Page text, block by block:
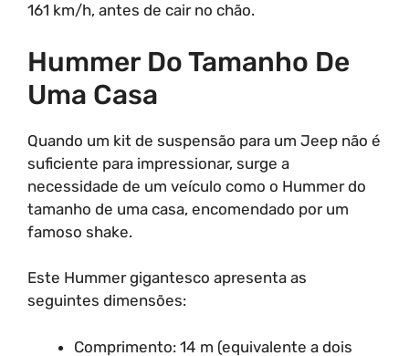
161 km/h, antes de cair no chão.
Hummer Do Tamanho De
Uma Casa
Quando um kit de suspensão para um Jeep não é
suficiente para impressionar, surge a
necessidade de um veículo como o Hummer do
tamanho de uma casa, encomendado por um
famoso shake.
Este Hummer gigantesco apresenta as
seguintes dimensões:
Comprimento: 14 m (equivalente a dois